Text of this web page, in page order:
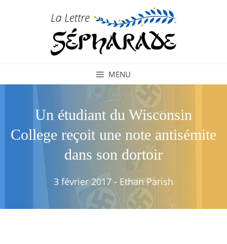
MENU
Un étudiant du Wisconsin
College reçoit une note antisémite
dans son dortoir
3 février 2017 - Ethan Parish